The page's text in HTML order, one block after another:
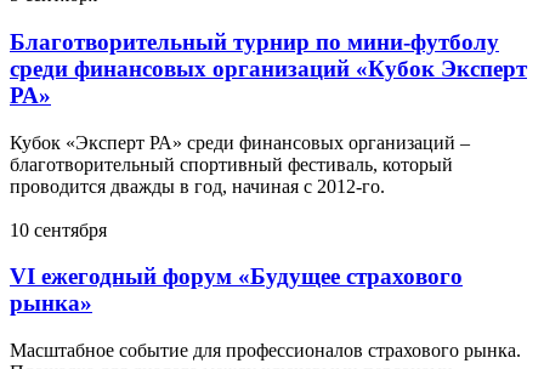
Благотворительный турнир по мини-футболу
среди финансовых организаций «Кубок Эксперт
РА»
Кубок «Эксперт РА» среди финансовых организаций –
благотворительный спортивный фестиваль, который
проводится дважды в год, начиная с 2012-го.
10 сентября
VI ежегодный форум «Будущее страхового
рынка»
Масштабное событие для профессионалов страхового рынка.